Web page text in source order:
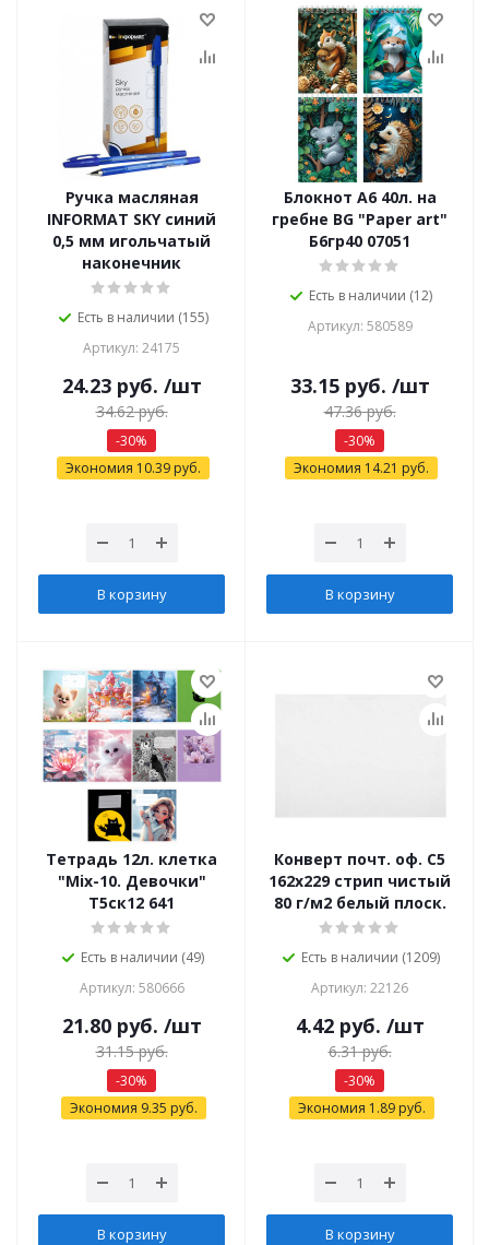
Ручка масляная
INFORMAT SKY синий
0,5 мм игольчатый
наконечник
Есть в наличии (155)
Артикул: 24175
24.23руб. /шт
34.62руб.
-30%
Экономия 10.39 руб.
В корзину
Блокнот А6 40л. на
гребне BG "Paper art"
Б6гр40 07051
Есть в наличии (12)
Артикул: 580589
33.15руб. /шт
47.36руб.
-30%
Экономия 14.21 руб.
В корзину
Тетрадь 12л. клетка
"Mix-10. Девочки"
Т5ск12 641
Есть в наличии (49)
Артикул: 580666
21.80руб. /шт
31.15руб.
-30%
Экономия 9.35 руб.
В корзину
Конверт почт. оф. С5
162х229 стрип чистый
80 г/м2 белый плоск.
Есть в наличии (1209)
Артикул: 22126
4.42руб. /шт
6.31руб.
-30%
Экономия 1.89руб.
В корзину